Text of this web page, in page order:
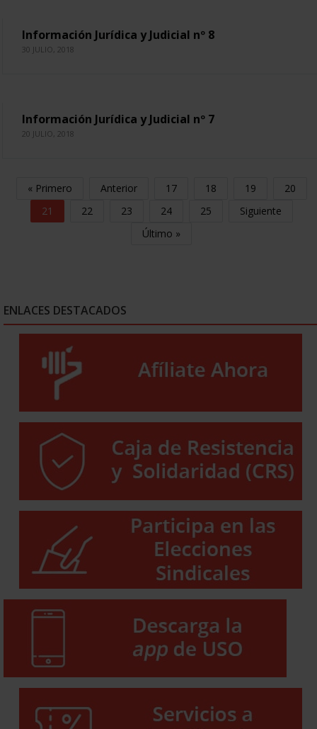
Información Jurídica y Judicial nº 8
30 JULIO, 2018
Información Jurídica y Judicial nº 7
20 JULIO, 2018
« Primero Anterior 17 18 19
20
21
22 23 24 25
Siguiente
Último »
ENLACES DESTACADOS